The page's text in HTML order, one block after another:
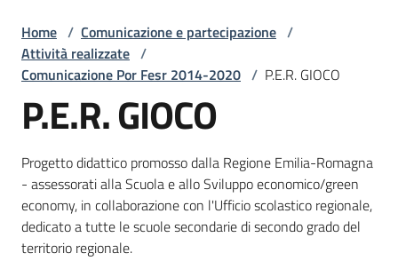
regionale -
Fesr
Novità
Programmi
e
strategie
Home / Comunicazione e partecipazione /
Attività realizzate /
Comunicazione Por Fesr 2014-2020 / P.E.R. GIOCO
P.E.R. GIOCO
Progetto didattico promosso dalla Regione Emilia-Romagna
- assessorati alla Scuola e allo Sviluppo economico/green
economy, in collaborazione con l'Ufficio scolastico regionale,
dedicato a tutte le scuole secondarie di secondo grado del
territorio regionale.